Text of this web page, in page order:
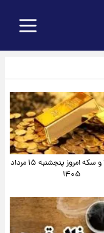
قیمت طلا و سکه امروز پنجشنبه ۱۵ مرداد
۱۴۰۵